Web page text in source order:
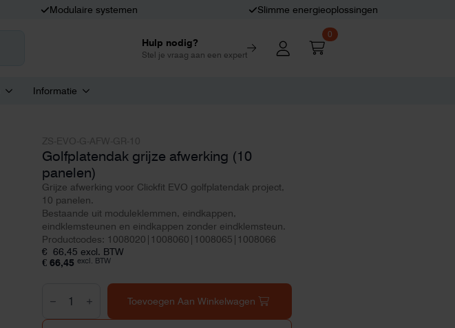
Modulaire systemen Slimme energieoplossingen
Hulp nodig?
Stel je vraag aan een expert
0
Informatie
Golfplatendak grijze afwerking (10
panelen)
Grijze afwerking voor Clickfit EVO golfplatendak project,
10 panelen.
Bestaande uit moduleklemmen, eindkappen,
eindklemsteunen en eindkappen zonder eindklemsteun.
Productcodes: 1008020|1008060|1008065|1008066
€ 66,45 excl. BTW
€66,45 excl. BTW
Golfplatendak
grijze
afwerking
(10
Toevoegen Aan Winkelwagen